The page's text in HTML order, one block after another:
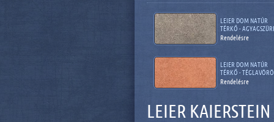
LEIER DOM NATÚR
TÉRKŐ -
Rendelésre
LEIER DOM NATÚR
TÉRKŐ -
Rendelésre
LEIER